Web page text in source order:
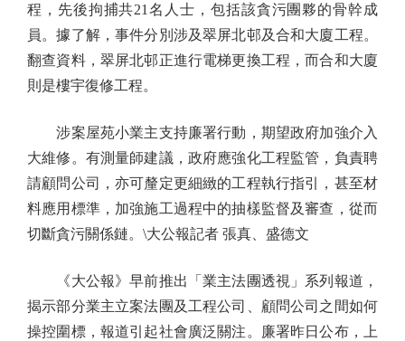
程，先後拘捕共21名人士，包括該貪污團夥的骨幹成
員。據了解，事件分別涉及翠屏北邨及合和大廈工程。
翻查資料，翠屏北邨正進行電梯更換工程，而合和大廈
則是樓宇復修工程。
涉案屋苑小業主支持廉署行動，期望政府加強介入
大維修。有測量師建議，政府應強化工程監管，負責聘
請顧問公司，亦可釐定更細緻的工程執行指引，甚至材
料應用標準，加強施工過程中的抽樣監督及審查，從而
切斷貪污關係鏈。\大公報記者 張真、盛德文
《大公報》早前推出「業主法團透視」系列報道，
揭示部分業主立案法團及工程公司、顧問公司之間如何
操控圍標，報道引起社會廣泛關注。廉署昨日公布，上